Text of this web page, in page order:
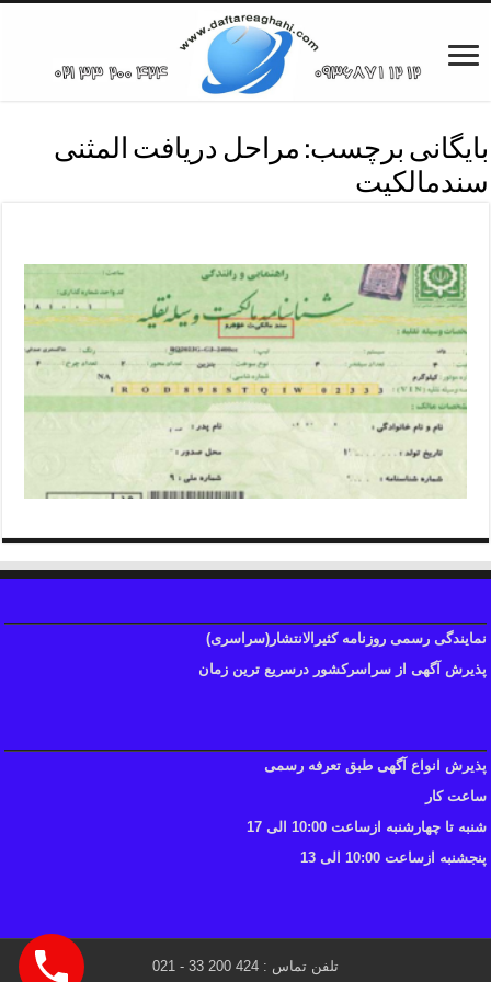
بایگانی برچسب: مراحل دریافت المثنی
سندمالکیت
نمایندگی رسمی روزنامه کثیرالانتشار(سراسری)
پذیرش آگهی از سراسرکشور درسریع ترین زمان
پذیرش انواع آگهی طبق تعرفه رسمی
ساعت کار
شنبه تا چهارشنبه ازساعت 10:00 الی 17
پنجشنبه ازساعت 10:00 الی 13
تلفن تماس : 424 200 33 - 021